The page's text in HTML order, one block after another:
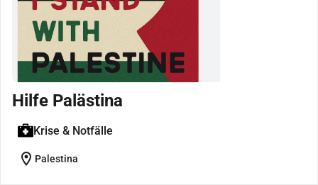
Hilfe Palästina
Krise & Notfälle
location_on Palestina